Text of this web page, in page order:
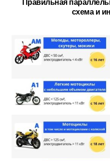
Правильная
схема и